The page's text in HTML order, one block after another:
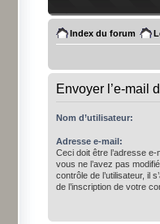
Index du forum
Envoyer l’e-mail
Nom d’utilisateur:
Adresse e-mail:
Ceci doit être l’adresse
vous ne l’avez pas
contrôle de l’utilisateur, il
de l’inscription de votre